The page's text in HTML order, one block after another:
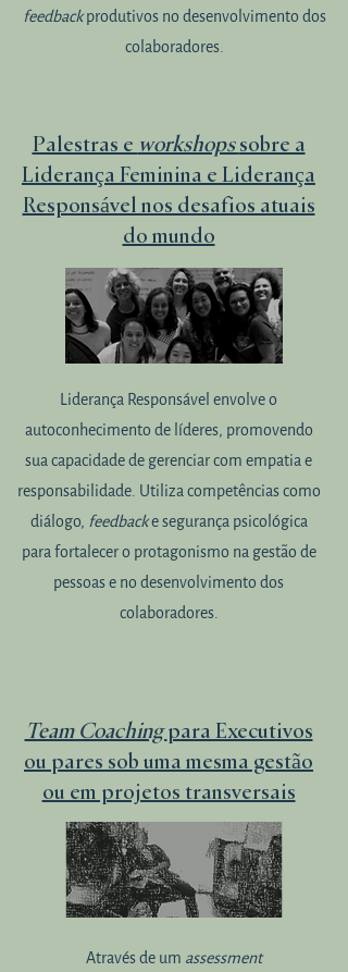
feedbackprodutivos no desenvolvimento dos
colaboradores.
Palestras e workshopssobre a
Liderança Feminina e Liderança
Responsável nos desafios atuais
do mundo
Liderança Responsável envolve o
autoconhecimento de líderes, promovendo
sua capacidade de gerenciar com empatia e
responsabilidade. Utiliza competências como
diálogo, feedbacke segurança psicológica
para fortalecer o protagonismo na gestão de
pessoas e no desenvolvimento dos
colaboradores.
Team Coachingpara Executivos
ou pares sob uma mesma gestão
ou em projetos transversais
Através de um assessment